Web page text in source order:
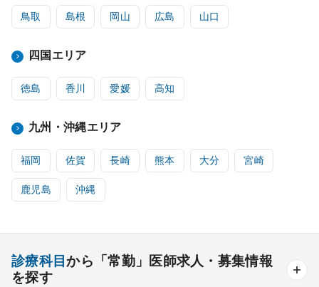
鳥取 島根 岡山 広島 山口
四国エリア
徳島 香川 愛媛 高知
九州・沖縄エリア
福岡 佐賀 長崎 熊本 大分 宮崎
鹿児島 沖縄
診療科目から「常勤」医師求人・募集情報
を探す